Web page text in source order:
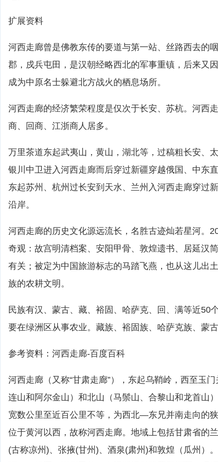
扩展资料
河西走廊曾是佛教东传的要道与第一站、丝路西去的
郡，戍兵屯田，是汉朝经略西北的军事重镇，后来又
成为中原名士躲避北方战火的栖息场所。
河西走廊的经济繁荣程度是仅次于长安、苏杭。河西
商、回商、江浙商人居多。
万里茶道东起武夷山，黄山，湖北等，过稿粗长安、
银川中卫进入河西走廊而后穿过新疆穿越俄国、中东
东起苏州、杭州过长安到天水、兰州入河西走廊穿过
沿岸。
河西走廊的历史文化源远流长，名胜古迹灿若星河。
奇观：故宫明清档案、安阳甲骨、敦煌遗书、居延汉
有关；被定为中国旅游标志的马踏飞燕，也从这儿出
族的农耕文明。
民族有汉、蒙古、藏、裕固、哈萨克、回、满等近50
要在绿洲区从事农业。藏族、裕固族、哈萨克族、蒙
参考资料：河西走廊-百度百科
河西走廊（又称“甘肃走廊”），东起乌鞘岭，西至玉
连山和阿尔金山）和北山（马鬃山、合黎山和龙首山
宽数公里至近百公里不等，为西北―东兄并南走向的
位于黄河以西，故称河西走廊。地域上包括甘肃省的
(古称凉州)、张掖(甘州)、酒泉(肃州)和敦煌（瓜州）